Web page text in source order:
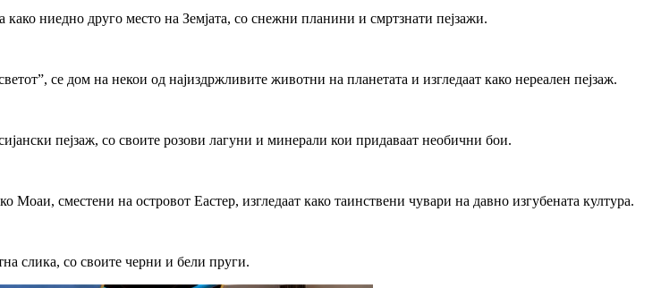
ниедно друго место на Земјата, со снежни планини и смртзнати пејзажи.
се дом на некои од најиздржливите животни на планетата и изгледаат како нереален пејзаж.
пејзаж, со своите розови лагуни и минерали кои придаваат необични бои.
Моаи, сместени на островот Еастер, изгледаат како таинствени чувари на давно изгубената култура.
слика, со своите черни и бели пруги.